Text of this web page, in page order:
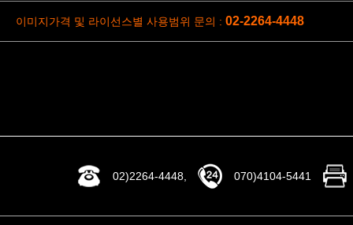
이미지가격 및 라이선스별 사용범위 문의 : 02-2264-4448
02)2264-4448, 070)4104-5441